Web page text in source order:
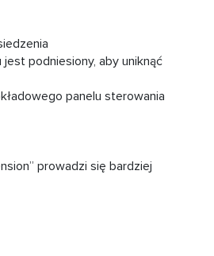
podniesiony, aby uniknąć
panelu sterowania
prowadzi się bardziej